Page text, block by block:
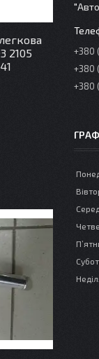
2105
+380
+380
+380